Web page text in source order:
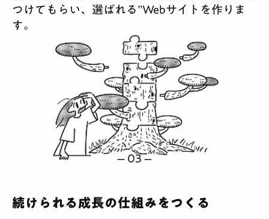
つけてもらい、選ばれる”Webサイトを作りま
す。
続けられる成長の仕組みをつくる